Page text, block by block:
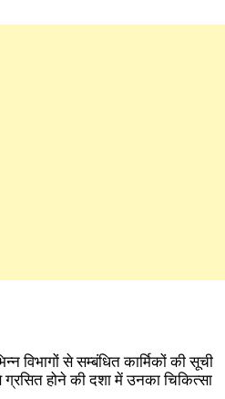
विभागों से सम्बंधित कार्मिकों की सूची
होने की दशा में उनका चिकित्सा